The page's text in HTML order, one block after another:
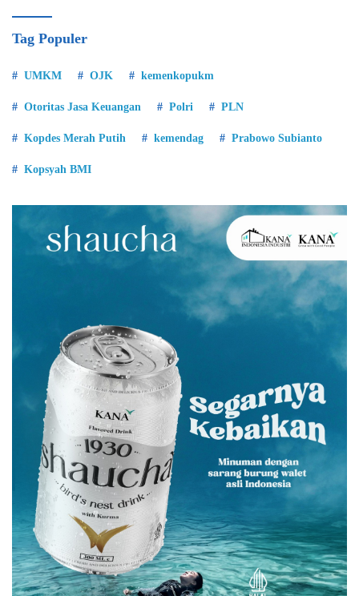
Tag Populer
UMKM OJK kemenkopukm
Otoritas Jasa Keuangan Polri PLN
Kopdes Merah Putih kemendag Prabowo Subianto
Kopsyah BMI